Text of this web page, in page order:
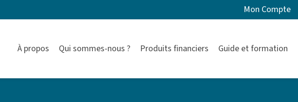
Mon Compte
À propos Qui sommes-nous ? Produits financiers Guide et formation